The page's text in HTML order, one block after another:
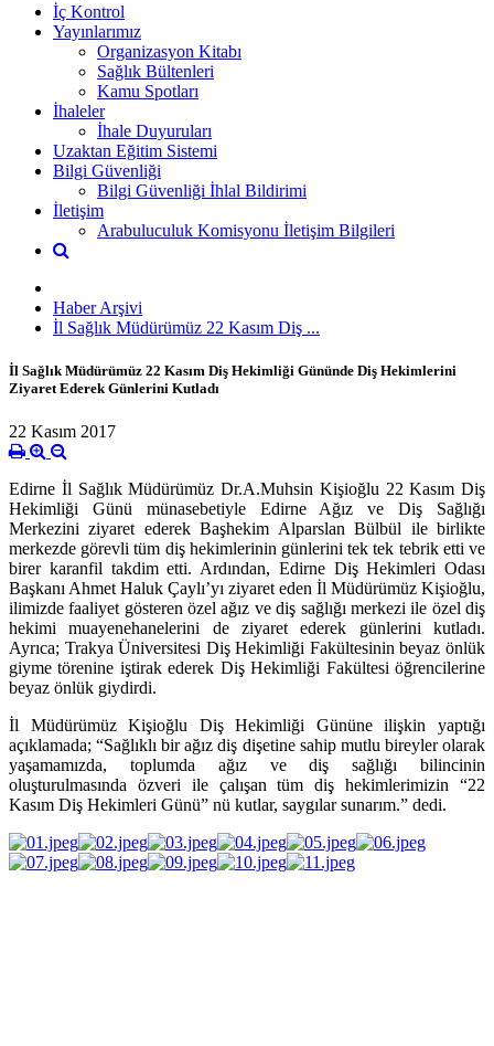
İç Kontrol
Yayınlarımız
Organizasyon Kitabı
Sağlık Bültenleri
Kamu Spotları
İhaleler
İhale Duyuruları
Uzaktan Eğitim Sistemi
Bilgi Güvenliği
Bilgi Güvenliği İhlal Bildirimi
İletişim
Arabuluculuk Komisyonu İletişim Bilgileri
Haber Arşivi
İl Sağlık Müdürümüz 22 Kasım Diş ...
İl Sağlık Müdürümüz 22 Kasım Diş Hekimliği Gününde Diş Hekimlerini
Ziyaret Ederek Günlerini Kutladı
22 Kasım 2017
Edirne İl Sağlık Müdürümüz Dr.A.Muhsin Kişioğlu 22 Kasım Diş
Hekimliği Günü münasebetiyle Edirne Ağız ve Diş Sağlığı
Merkezini ziyaret ederekBaşhekim Alparslan Bülbül ile birlikte
merkezde görevli tüm diş hekimlerinin günlerini tek tek tebrik etti ve
birer karanfil takdim etti. Ardından, Edirne Diş Hekimleri Odası
Başkanı Ahmet Haluk Çaylı’yı ziyaret eden İl Müdürümüz Kişioğlu,
ilimizde faaliyet gösteren özel ağız ve diş sağlığı merkezi ile özel diş
hekimi muayenehanelerini de ziyaret ederek günlerini kutladı.
Ayrıca; Trakya Üniversitesi Diş Hekimliği Fakültesinin beyaz önlük
giyme törenine iştirak ederek Diş Hekimliği Fakültesi öğrencilerine
beyaz önlük giydirdi.
İl Müdürümüz Kişioğlu Diş Hekimliği Gününe ilişkin yaptığı
açıklamada; “Sağlıklı bir ağız diş dişetine sahip mutlu bireyler olarak
yaşamamızda, toplumda ağız ve diş sağlığı bilincinin
oluşturulmasında özveri ile çalışan tüm diş hekimlerimizin “22
Kasım Diş Hekimleri Günü” nü kutlar, saygılar sunarım.” dedi.